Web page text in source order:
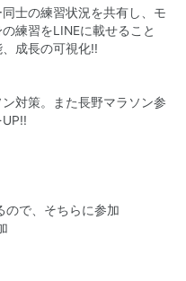
士の練習状況を共有し、モ
練習をLINEに載せること
成長の可視化!!
対策。また長野マラソン参
で、そちらに参加